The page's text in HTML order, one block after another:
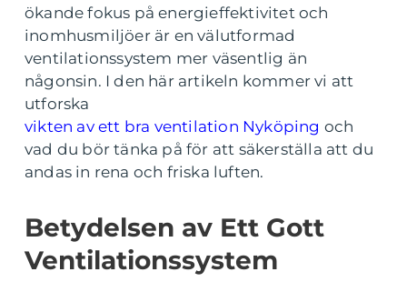
ökande fokus på energieffektivitet och
inomhusmiljöer är en välutformad
ventilationssystem mer väsentlig än
någonsin. I den här artikeln kommer vi att
utforska
vikten av ett bra ventilation Nyköping och
vad du bör tänka på för att säkerställa att du
andas in rena och friska luften.
Betydelsen av Ett Gott
Ventilationssystem